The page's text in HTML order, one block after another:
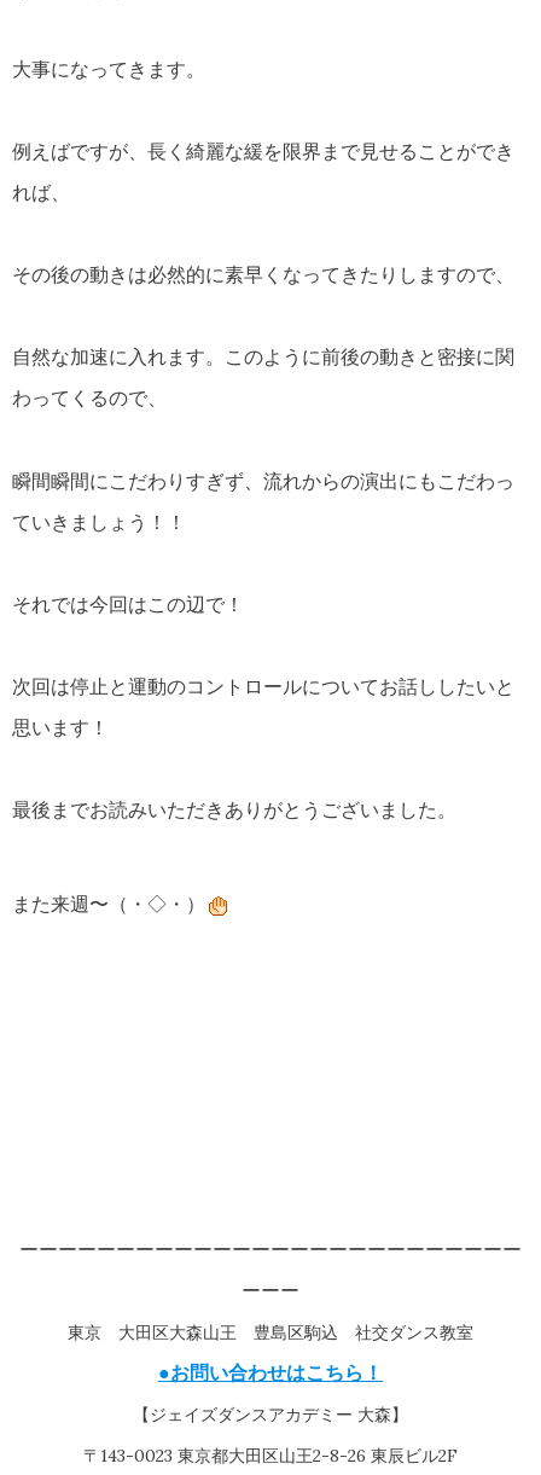
大事になってきます。
例えばですが、長く綺麗な緩を限界まで見せることができ
れば、
その後の動きは必然的に素早くなってきたりしますので、
自然な加速に入れます。このように前後の動きと密接に関
わってくるので、
瞬間瞬間にこだわりすぎず、流れからの演出にもこだわっ
ていきましょう！！
それでは今回はこの辺で！
次回は停止と運動のコントロールについてお話ししたいと
思います！
最後までお読みいただきありがとうございました。
また来週〜（・◇・）
ーーーーーーーーーーーーーーーーーーーーーーーーーー
ーーー
東京 大田区大森山王 豊島区駒込 社交ダンス教室
●お問い合わせはこちら！
【ジェイズダンスアカデミー 大森】
〒143-0023 東京都大田区山王2-8-26 東辰ビル2F